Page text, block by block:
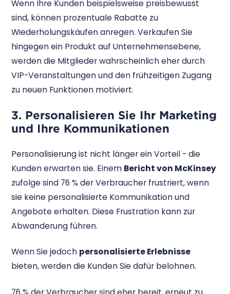
Wenn Ihre Kunden beispielsweise preisbewusst
sind, können prozentuale Rabatte zu
Wiederholungskäufen anregen. Verkaufen Sie
hingegen ein Produkt auf Unternehmensebene,
werden die Mitglieder wahrscheinlich eher durch
VIP-Veranstaltungen und den frühzeitigen Zugang
zu neuen Funktionen motiviert.
3. Personalisieren Sie Ihr Marketing
und Ihre Kommunikationen
Personalisierung ist nicht länger ein Vorteil - die
Kunden erwarten sie. Einem Bericht von McKinsey
zufolge sind 76 % der Verbraucher frustriert, wenn
sie keine personalisierte Kommunikation und
Angebote erhalten. Diese Frustration kann zur
Abwanderung führen.
Wenn Sie jedoch personalisierte Erlebnisse
bieten, werden die Kunden Sie dafür belohnen.